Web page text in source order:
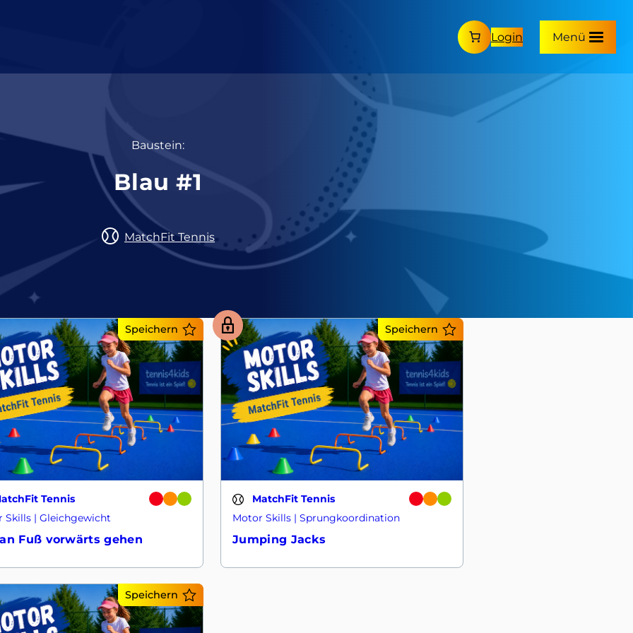
Login Menü
Baustein:
Blau #1
MatchFit Tennis
Speichern
Tennis
Skills | Gleichgewicht
Fuß vorwärts gehen
Speichern
MatchFit Tennis
Motor Skills | Sprungkoordination
Jumping Jacks
Speichern